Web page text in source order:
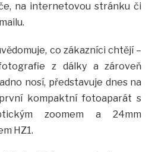
na internetovou stránku či
co zákazníci chtějí –
z dálky a zároveň
nosí, představuje dnes na
kompaktní fotoaparát s
zoomem a 24mm
HZ1.